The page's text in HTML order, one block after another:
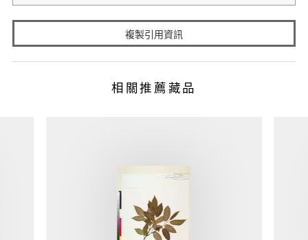
複製引用資訊
相關推薦藏品